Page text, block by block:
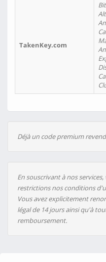
TakenKey.com
Déjà un code premium
En souscrivant à nos
restrictions nos conditions
Vous avez explicitement
légal de 14 jours ainsi qu'à
remboursement.